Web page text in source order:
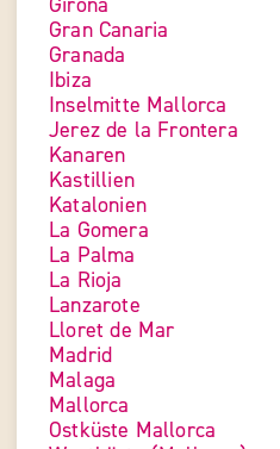
Gran Canaria
Granada
Ibiza
Inselmitte Mallorca
Jerez de la Frontera
Kanaren
Kastillien
Katalonien
La Gomera
La Palma
La Rioja
Lanzarote
Lloret de Mar
Madrid
Malaga
Mallorca
Ostküste Mallorca